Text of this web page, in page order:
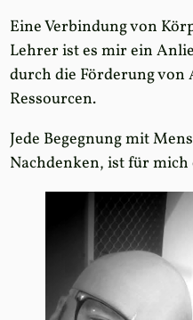
Eine Verbindung von
Lehrer ist es mir ein
durch die Förderung von
Ressourcen.
Jede Begegnung mit
Nachdenken, ist für